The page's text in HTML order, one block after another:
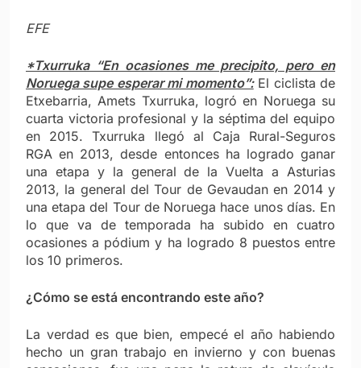
EFE
*Txurruka “En ocasiones me precipito, pero en
Noruega supe esperar mi momento”:El ciclista de
Etxebarria, Amets Txurruka, logró en Noruega su
cuarta victoria profesional y la séptima del equipo
en 2015. Txurruka llegó al Caja Rural-Seguros
RGA en 2013, desde entonces ha logrado ganar
una etapa y la general de la Vuelta a Asturias
2013, la general del Tour de Gevaudan en 2014 y
una etapa del Tour de Noruega hace unos días. En
lo que va de temporada ha subido en cuatro
ocasiones a pódium y ha logrado 8 puestos entre
los 10 primeros.
¿Cómo se está encontrando este año?
La verdad es que bien, empecé el año habiendo
hecho un gran trabajo en invierno y con buenas